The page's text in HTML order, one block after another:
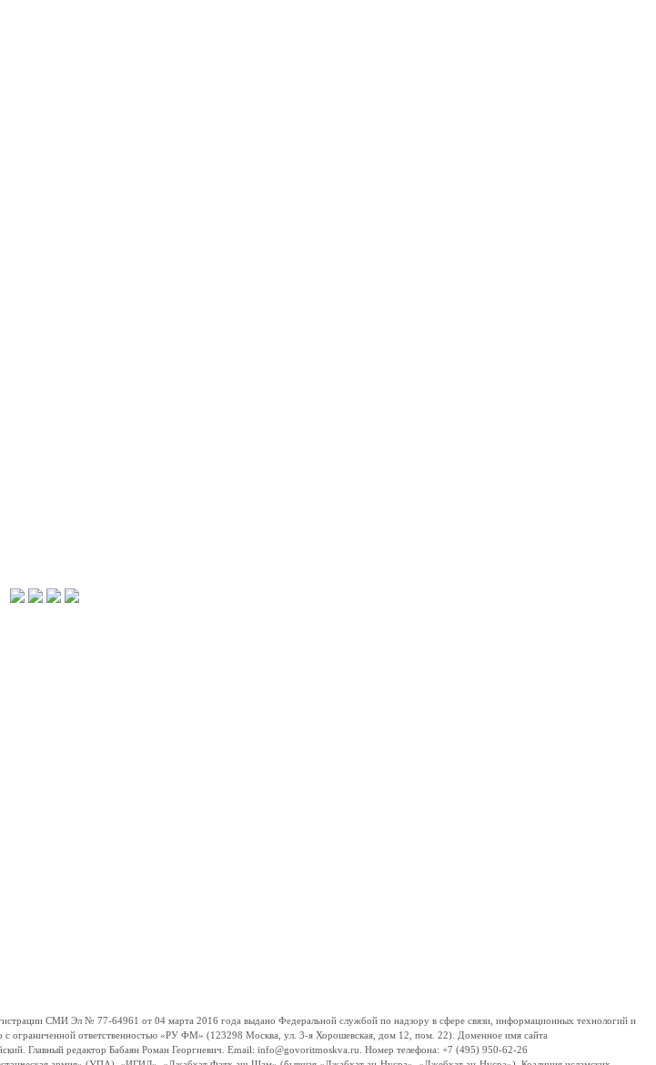
СМИ Эл № 77-64961 от 04 марта 2016 года выдано Федеральной службой по надзору в сфере связи, информационных технологий и
ограниченной ответственностью «РУ ФМ» (123298 Москва, ул. 3-я Хорошевская, дом 12, пом. 22). Доменное имя сайта
Главный редактор Бабаян Роман Георгиевич. Email: info@govoritmoskva.ru. Номер телефона: +7 (495) 950-62-26